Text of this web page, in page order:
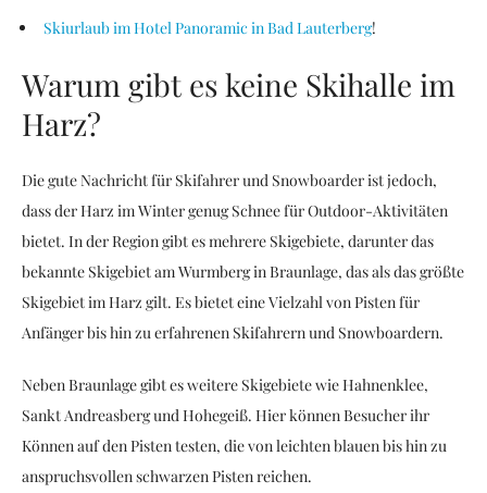
Skiurlaub im Hotel Panoramic in Bad Lauterberg!
Warum gibt es keine Skihalle im
Harz?
Die gute Nachricht für Skifahrer und Snowboarder ist jedoch,
dass der Harz im Winter genug Schnee für Outdoor-Aktivitäten
bietet. In der Region gibt es mehrere Skigebiete, darunter das
bekannte Skigebiet am Wurmberg in Braunlage, das als das größte
Skigebiet im Harz gilt. Es bietet eine Vielzahl von Pisten für
Anfänger bis hin zu erfahrenen Skifahrern und Snowboardern.
Neben Braunlage gibt es weitere Skigebiete wie Hahnenklee,
Sankt Andreasberg und Hohegeiß. Hier können Besucher ihr
Können auf den Pisten testen, die von leichten blauen bis hin zu
anspruchsvollen schwarzen Pisten reichen.